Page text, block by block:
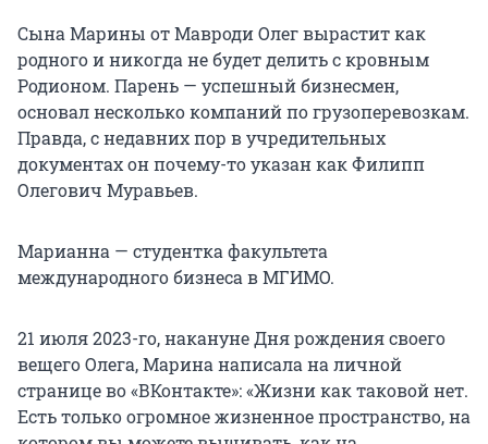
Сына Марины от Мавроди Олег вырастит как
родного и никогда не будет делить с кровным
Родионом. Парень — успешный бизнесмен,
основал несколько компаний по грузоперевозкам.
Правда, с недавних пор в учредительных
документах он почему-то указан как Филипп
Олегович Муравьев.
Марианна — студентка факультета
международного бизнеса в МГИМО.
21 июля 2023-го, накануне Дня рождения своего
вещего Олега, Марина написала на личной
странице во «ВКонтакте»: «Жизни как таковой нет.
Есть только огромное жизненное пространство, на